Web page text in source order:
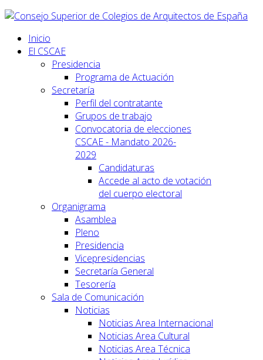
Inicio
El CSCAE
Presidencia
Programa de Actuación
Secretaría
Perfil del contratante
Grupos de trabajo
Convocatoria de elecciones
CSCAE - Mandato 2026-
2029
Candidaturas
Accede al acto de votación
del cuerpo electoral
Organigrama
Asamblea
Pleno
Presidencia
Vicepresidencias
Secretaría General
Tesorería
Sala de Comunicación
Noticias
Noticias Area Internacional
Noticias Area Cultural
Noticias Area Técnica